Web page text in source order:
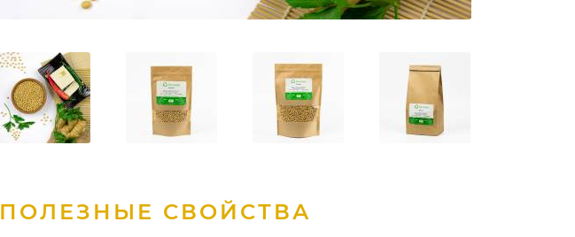
ПОЛЕЗНЫЕ СВОЙСТВА